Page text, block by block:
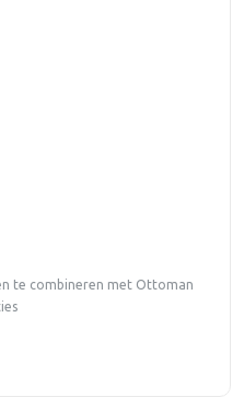
te combineren met Ottoman